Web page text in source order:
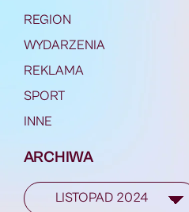
REGION
WYDARZENIA
REKLAMA
SPORT
INNE
ARCHIWA